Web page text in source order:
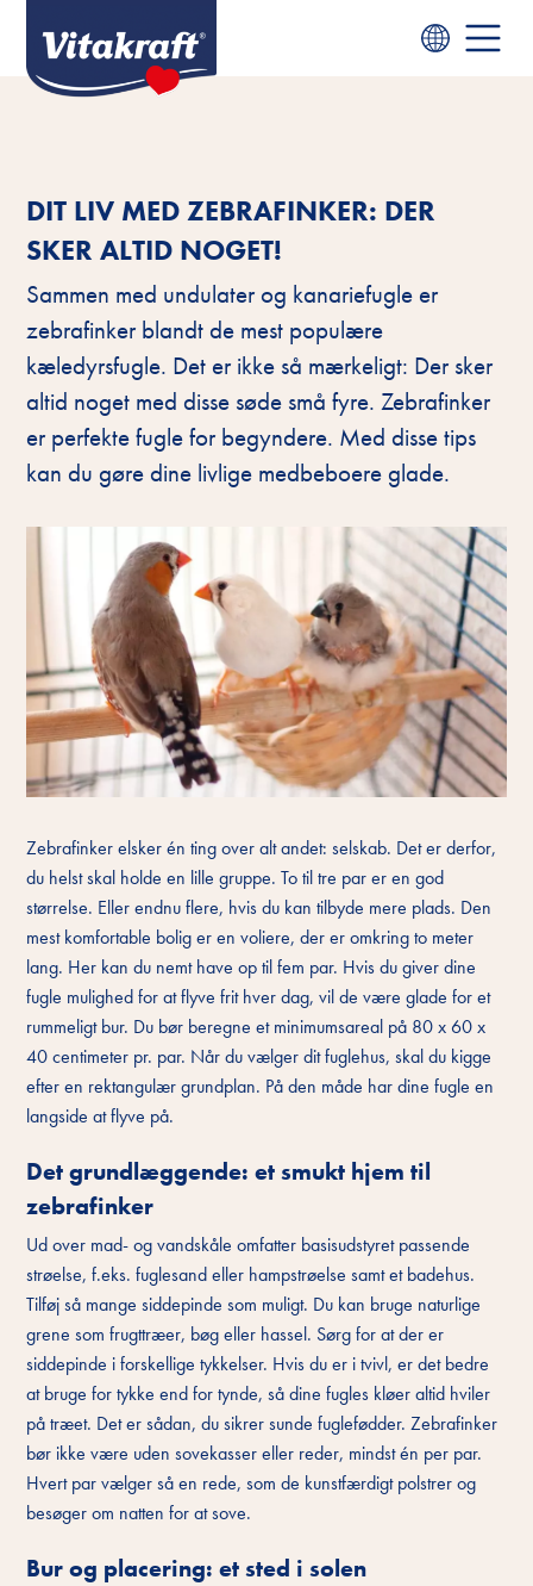
DIT LIV MED ZEBRAFINKER: DER
SKER ALTID NOGET!
Sammen med undulater og kanariefugle er
zebrafinker blandt de mest populære
kæledyrsfugle. Det er ikke så mærkeligt: Der sker
altid noget med disse søde små fyre. Zebrafinker
er perfekte fugle for begyndere. Med disse tips
kan du gøre dine livlige medbeboere glade.
Zebrafinker elsker én ting over alt andet: selskab. Det er derfor,
du helst skal holde en lille gruppe. To til tre par er en god
størrelse. Eller endnu flere, hvis du kan tilbyde mere plads. Den
mest komfortable bolig er en voliere, der er omkring to meter
lang. Her kan du nemt have op til fem par. Hvis du giver dine
fugle mulighed for at flyve frit hver dag, vil de være glade for et
rummeligt bur. Du bør beregne et minimumsareal på 80 x 60 x
40 centimeter pr. par. Når du vælger dit fuglehus, skal du kigge
efter en rektangulær grundplan. På den måde har dine fugle en
langside at flyve på.
Det grundlæggende: et smukt hjem til
zebrafinker
Ud over mad- og vandskåle omfatter basisudstyret passende
strøelse, f.eks. fuglesand eller hampstrøelse samt et badehus.
Tilføj så mange siddepinde som muligt. Du kan bruge naturlige
grene som frugttræer, bøg eller hassel. Sørg for at der er
siddepinde i forskellige tykkelser. Hvis du er i tvivl, er det bedre
at bruge for tykke end for tynde, så dine fugles kløer altid hviler
på træet. Det er sådan, du sikrer sunde fuglefødder. Zebrafinker
bør ikke være uden sovekasser eller reder, mindst én per par.
Hvert par vælger så en rede, som de kunstfærdigt polstrer og
besøger om natten for at sove.
Bur og placering: et sted i solen